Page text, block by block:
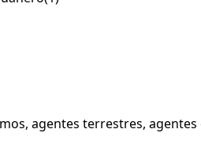
agentes terrestres,